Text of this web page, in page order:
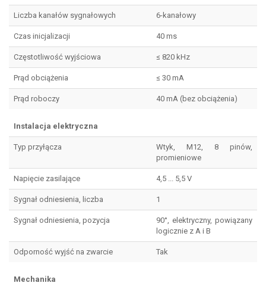
Liczba kanałów sygnałowych 6-kanałowy
Czas inicjalizacji 40 ms
Częstotliwość wyjściowa ≤ 820 kHz
Prąd obciążenia ≤ 30 mA
Prąd roboczy 40 mA (bez obciążenia)
Instalacja elektryczna
Typ przyłącza
Wtyk, M12, 8 pinów,
promieniowe
Napięcie zasilające 4,5 ... 5,5 V
Sygnał odniesienia, liczba 1
Sygnał odniesienia, pozycja
90°, elektryczny, powiązany
logicznie z A i B
Odporność wyjść na zwarcie Tak
Mechanika